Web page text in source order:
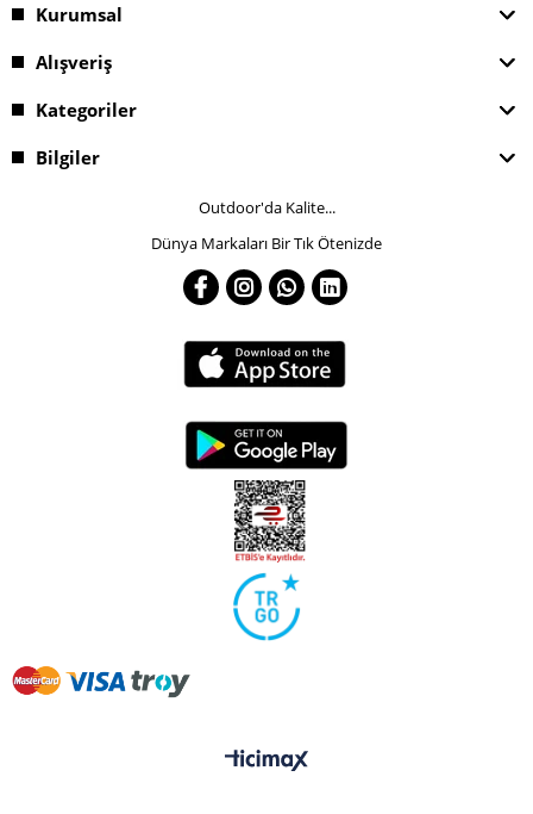
Kurumsal
Alışveriş
Kategoriler
Bilgiler
Outdoor'da Kalite...
Dünya Markaları Bir Tık Ötenizde